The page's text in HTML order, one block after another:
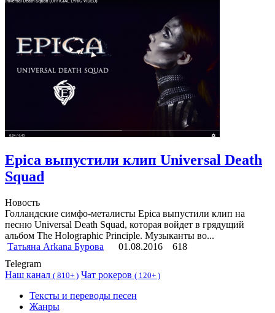
Epica выпустили клип Universal Death
Squad
Новость
Голландские симфо-металисты Epica выпустили клип на
песню Universal Death Squad, которая войдет в грядущий
альбом The Holographic Principle. Музыканты во...
Татьяна Arkana Бурова
01.08.2016
618
Telegram
Наш канал ( 810+ ) Чат рокеров ( 120+ )
Тексты и переводы песен
Жанры